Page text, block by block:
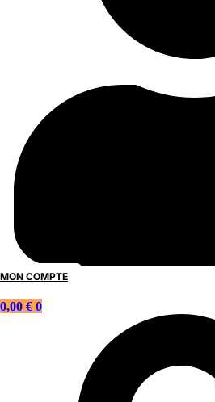
MON COMPTE
0,00 € 0